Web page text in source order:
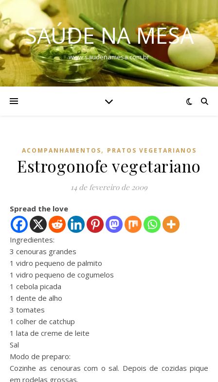
SAÚDE NA MESA
www.saudenamesa.com.br
ACOMPANHAMENTOS, PRATOS VEGETARIANOS
Estrogonofe vegetariano
14 de fevereiro de 2009
Spread the love
Ingredientes:
3 cenouras grandes
1 vidro pequeno de palmito
1 vidro pequeno de cogumelos
1 cebola picada
1 dente de alho
3 tomates
1 colher de catchup
1 lata de creme de leite
Sal
Modo de preparo:
Cozinhe as cenouras com o sal. Depois de cozidas pique
em rodelas grossas.